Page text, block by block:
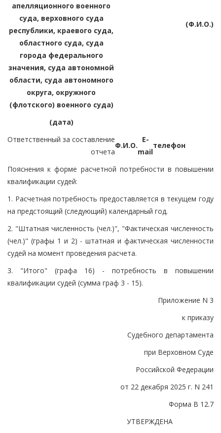
апелляционного военного
суда, верховного суда
республики, краевого суда,
областного суда, суда
города федерального
значения, суда автономной
области, суда автономного
округа, окружного
(флотского) военного суда)
(Ф.И.О.)
(дата)
Ответственный за составление
отчета
Ф.И.О.
E-
mail
телефон
Пояснения к форме расчетной потребности в повышении
квалификации судей:
1. Расчетная потребность предоставляется в текущем году
на предстоящий (следующий) календарный год.
2. "Штатная численность (чел.)", "Фактическая численность
(чел.)" (графы 1 и 2) - штатная и фактическая численности
судей на момент проведения расчета.
3. "Итого" (графа 16) - потребность в повышении
квалификации судей (сумма граф 3 - 15).
Приложение N 3
к приказу
Судебного департамента
при Верховном Суде
Российской Федерации
от 22 декабря 2025 г. N 241
Форма В 12.7
УТВЕРЖДЕНА